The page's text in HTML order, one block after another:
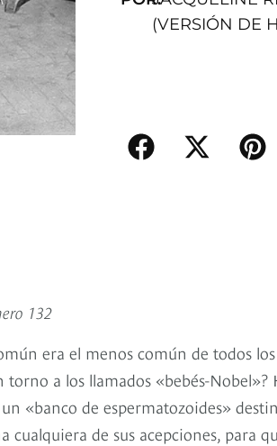
(VERSIÓN DE
132
era el menos común de todos los
a los llamados «bebés-Nobel»?
«banco de espermatozoides»
de sus acepciones, para